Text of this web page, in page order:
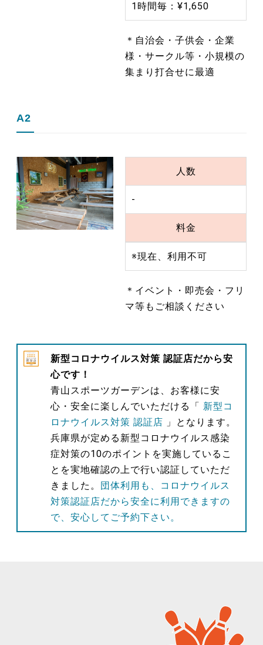
1時間毎：¥1,650
＊自治会・子供会・企業
様・サークル等・小規模の
集まり打合せに最適
A2
人数
-
料金
※現在、利用不可
＊イベント・即売会・フリ
マ等もご相談ください
新型コロナウイルス対策 認証店だから安
心です！
青山スポーツガーデンは、お客様に安
心・安全に楽しんでいただける「 新型コ
ロナウイルス対策 認証店 」となります。
兵庫県が定める新型コロナウイルス感染
症対策の10のポイントを実施しているこ
とを実地確認の上で行い認証していただ
きました。 団体利用も、コロナウイルス
対策認証店だから安全に利用できますの
で、安心してご予約下さい。